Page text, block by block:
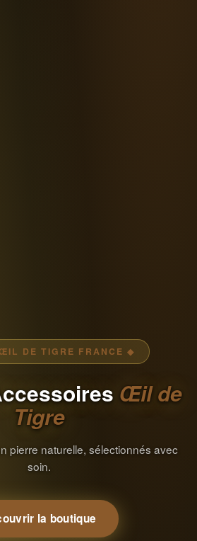
DE TIGRE FRANCE ◆
Œil de
Tigre
pierre naturelle, sélectionnés avec
soin.
la boutique